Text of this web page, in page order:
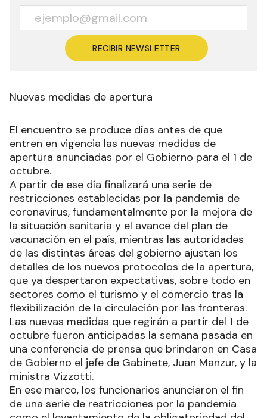
RECIBIR NEWSLETTER
Nuevas medidas de apertura
El encuentro se produce días antes de que
entren en vigencia las nuevas medidas de
apertura anunciadas por el Gobierno para el 1 de
octubre.
A partir de ese día finalizará una serie de
restricciones establecidas por la pandemia de
coronavirus, fundamentalmente por la mejora de
la situación sanitaria y el avance del plan de
vacunación en el país, mientras las autoridades
de las distintas áreas del gobierno ajustan los
detalles de los nuevos protocolos de la apertura,
que ya despertaron expectativas, sobre todo en
sectores como el turismo y el comercio tras la
flexibilización de la circulación por las fronteras.
Las nuevas medidas que regirán a partir del 1 de
octubre fueron anticipadas la semana pasada en
una conferencia de prensa que brindaron en Casa
de Gobierno el jefe de Gabinete, Juan Manzur, y la
ministra Vizzotti.
En ese marco, los funcionarios anunciaron el fin
de una serie de restricciones por la pandemia